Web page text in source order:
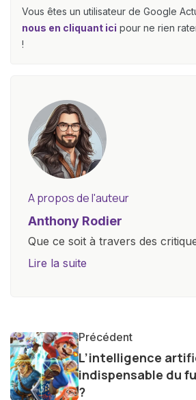
Vous êtes un utilisateur de Google
nous en cliquant ici pour ne rien
!
A propos de l'auteur
Anthony Rodier
Que ce soit à travers des
des guides d'achat ou des
lumière les aspects pratiques de
innovations. Mon travail
partager des réflexions sur
technologie sur notre vie
Lire la suite
Précédent
L’intelligence
indispensable du
?